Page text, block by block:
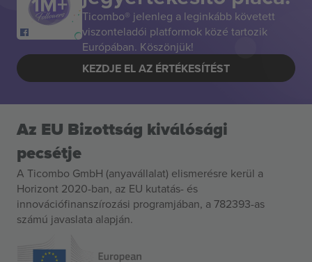
Ticombo® jelenleg a leginkább követett
viszonteladói platformok közé tartozik
Európában. Köszönjük!
KEZDJE EL AZ ÉRTÉKESÍTÉST
Az EU Bizottság kiválósági
pecsétje
A Ticombo GmbH (anyavállalat) elismerésre kerül a
Horizont 2020-ban, az EU kutatás- és
innovációfinanszírozási programjában, a 782393-as
számú javaslata alapján.